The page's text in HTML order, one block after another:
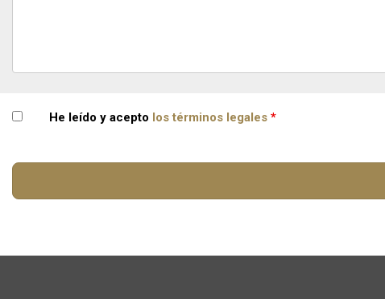
He leído y acepto los términos legales *